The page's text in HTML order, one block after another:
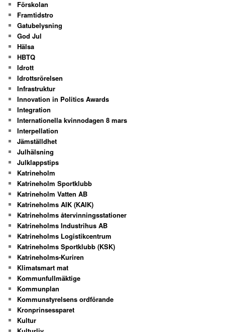
Förskolan
Framtidstro
Gatubelysning
God Jul
Hälsa
HBTQ
Idrott
Idrottsrörelsen
Infrastruktur
Innovation in Politics Awards
Integration
Internationella kvinnodagen 8 mars
Interpellation
Jämställdhet
Julhälsning
Julklappstips
Katrineholm
Katrineholm Sportklubb
Katrineholm Vatten AB
Katrineholms AIK (KAIK)
Katrineholms återvinningsstationer
Katrineholms Industrihus AB
Katrineholms Logistikcentrum
Katrineholms Sportklubb (KSK)
Katrineholms-Kuriren
Klimatsmart mat
Kommunfullmäktige
Kommunplan
Kommunstyrelsens ordförande
Kronprinsessparet
Kultur